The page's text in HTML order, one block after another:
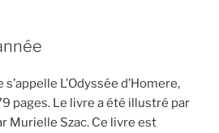
L’Odyssée d’Homere,
pages. Le livre a été illustré par
Murielle Szac. Ce livre est